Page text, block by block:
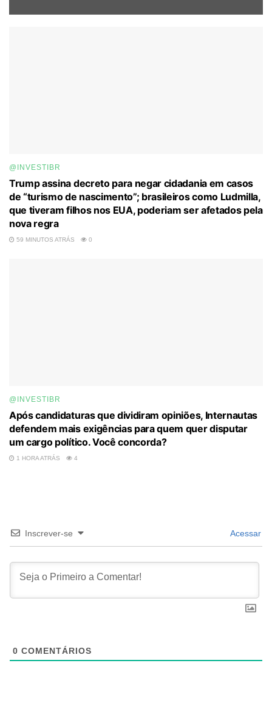
@INVESTIBR
Trump assina decreto para negar cidadania em casos
de “turismo de nascimento”; brasileiros como Ludmilla,
que tiveram filhos nos EUA, poderiam ser afetados pela
nova regra
59 MINUTOS ATRÁS 0
@INVESTIBR
Após candidaturas que dividiram opiniões, Internautas
defendem mais exigências para quem quer disputar
um cargo político. Você concorda?
1 HORA ATRÁS 4
Inscrever-se Acessar
0 COMENTÁRIOS